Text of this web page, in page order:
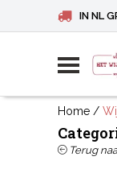
IN NL
Home /
Terug